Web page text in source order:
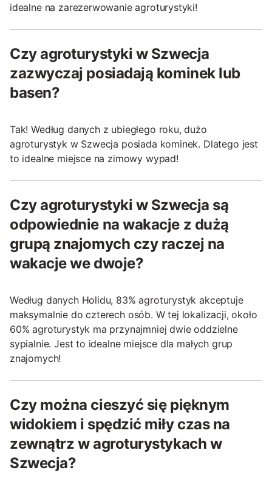
idealne na zarezerwowanie agroturystyki!
Czy agroturystyki w Szwecja
zazwyczaj posiadają kominek lub
basen?
Tak! Według danych z ubiegłego roku, dużo
agroturystyk w Szwecja posiada kominek. Dlatego jest
to idealne miejsce na zimowy wypad!
Czy agroturystyki w Szwecja są
odpowiednie na wakacje z dużą
grupą znajomych czy raczej na
wakacje we dwoje?
Według danych Holidu, 83% agroturystyk akceptuje
maksymalnie do czterech osób. W tej lokalizacji, około
60% agroturystyk ma przynajmniej dwie oddzielne
sypialnie. Jest to idealne miejsce dla małych grup
znajomych!
Czy można cieszyć się pięknym
widokiem i spędzić miły czas na
zewnątrz w agroturystykach w
Szwecja?